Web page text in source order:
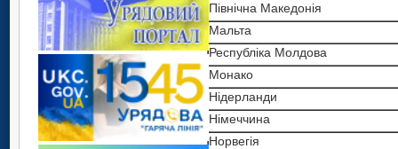
Північна Македонія
Мальта
Республіка Молдова
Монако
Нідерланди
Німеччина
Норвегія